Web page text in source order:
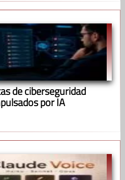
de ciberseguridad
por IA